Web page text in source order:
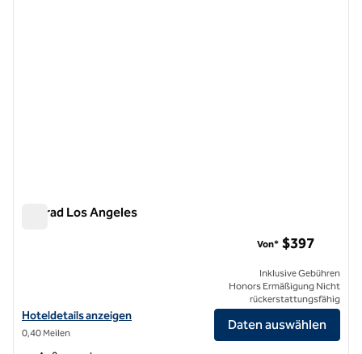
Conrad Los Angeles
Hoteldetails für das Conrad Los Angeles anzeigen
Hoteldetails anzeigen
0,40 Meilen
Von* $397
Inklusive Gebühren
Honors Ermäßigung Nicht
rückerstattungsfähig
Daten auswählen